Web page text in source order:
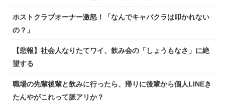
ホストクラブオーナー激怒！「なんでキャバクラは叩かれない
の？」
【悲報】社会人なりたてワイ、飲み会の「しょうもなさ」に絶
望する
職場の先輩後輩と飲みに行ったら、帰りに後輩から個人LINEき
たんやがこれって脈アリか？